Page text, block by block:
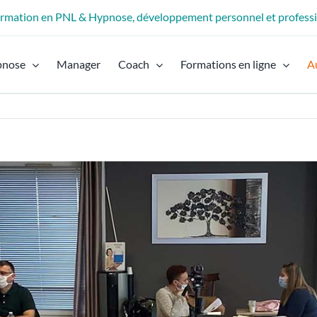
en PNL & Hypnose, développement personnel et
Manager Coach Formations en ligne